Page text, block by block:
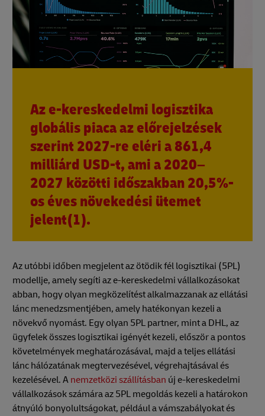
Az e-kereskedelmi logisztika
globális piaca az előrejelzések
szerint 2027-re eléri a 861,4
milliárd USD-t, ami a 2020–
2027 közötti időszakban 20,5%-
os éves növekedési ütemet
jelent(1).
Az utóbbi időben megjelent az ötödik fél logisztikai (5PL)
modellje, amely segíti az e-kereskedelmi vállalkozásokat
abban, hogy olyan megközelítést alkalmazzanak az ellátási
lánc menedzsmentjében, amely hatékonyan kezeli a
növekvő nyomást. Egy olyan 5PL partner, mint a DHL, az
ügyfelek összes logisztikai igényét kezeli, először a pontos
követelmények meghatározásával, majd a teljes ellátási
lánc hálózatának megtervezésével, végrehajtásával és
kezelésével. A nemzetközi szállításban új e-kereskedelmi
vállalkozások számára az 5PL megoldás kezeli a határokon
átnyúló bonyolultságokat, például a vámszabályokat és